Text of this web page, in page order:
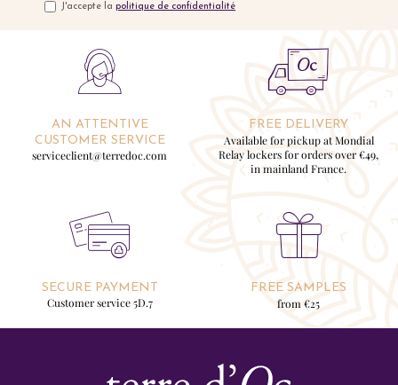
J'accepte la politique de confidentialité
AN ATTENTIVE
CUSTOMER SERVICE
serviceclient@terredoc.com
FREE DELIVERY
Available for pickup at Mondial
Relay lockers for orders over €49,
in mainland France.
SECURE PAYMENT
Customer service 5D.7
FREE SAMPLES
from €25